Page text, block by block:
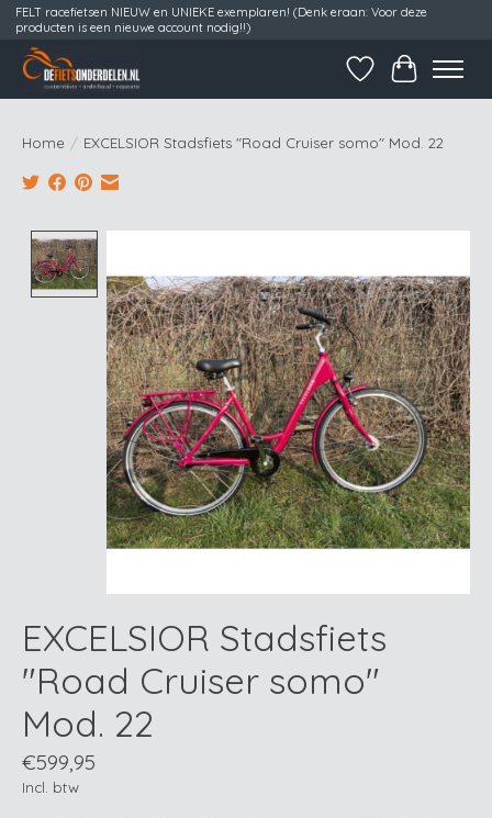
FELT racefietsen NIEUW en UNIEKE exemplaren! (Denk eraan: Voor deze
producten is een nieuwe account nodig!!)
Verlanglijst
Home / EXCELSIOR Stadsfiets "Road Cruiser somo" Mod. 22
EXCELSIOR Stadsfiets
"Road Cruiser somo"
Mod. 22
€599,95
Incl. btw